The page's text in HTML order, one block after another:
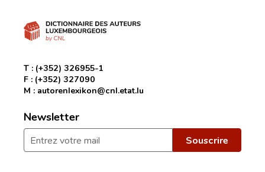
T : (+352) 326955-1
F : (+352) 327090
M : autorenlexikon@cnl.etat.lu
Newsletter